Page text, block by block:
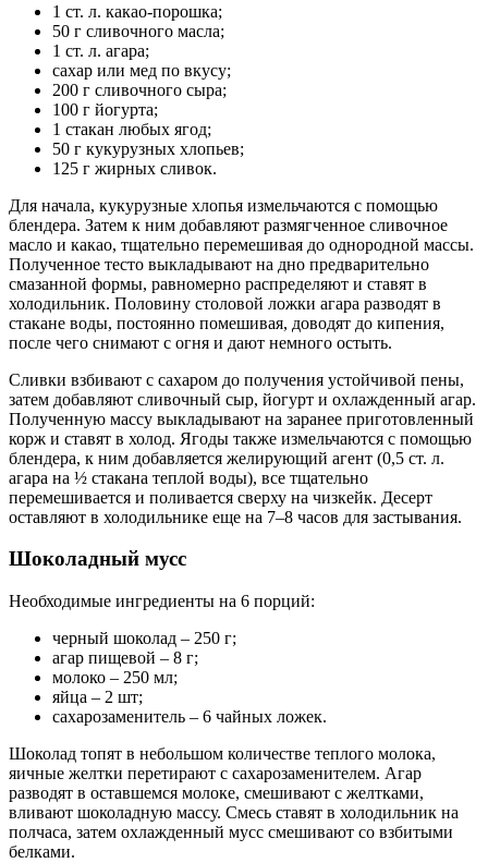
1 ст. л. какао-порошка;
50 г сливочного масла;
1 ст. л. агара;
сахар или мед по вкусу;
200 г сливочного сыра;
100 г йогурта;
1 стакан любых ягод;
50 г кукурузных хлопьев;
125 г жирных сливок.
Для начала, кукурузные хлопья измельчаются с помощью
блендера. Затем к ним добавляют размягченное сливочное
масло и какао, тщательно перемешивая до однородной массы.
Полученное тесто выкладывают на дно предварительно
смазанной формы, равномерно распределяют и ставят в
холодильник. Половину столовой ложки агара разводят в
стакане воды, постоянно помешивая, доводят до кипения,
после чего снимают с огня и дают немного остыть.
Сливки взбивают с сахаром до получения устойчивой пены,
затем добавляют сливочный сыр, йогурт и охлажденный агар.
Полученную массу выкладывают на заранее приготовленный
корж и ставят в холод. Ягоды также измельчаются с помощью
блендера, к ним добавляется желирующий агент (0,5 ст. л.
агара на ½ стакана теплой воды), все тщательно
перемешивается и поливается сверху на чизкейк. Десерт
оставляют в холодильнике еще на 7–8 часов для застывания.
Шоколадный мусс
Необходимые ингредиенты на 6 порций:
черный шоколад – 250 г;
агар пищевой – 8 г;
молоко – 250 мл;
яйца – 2 шт;
сахарозаменитель – 6 чайных ложек.
Шоколад топят в небольшом количестве теплого молока,
яичные желтки перетирают с сахарозаменителем. Агар
разводят в оставшемся молоке, смешивают с желтками,
вливают шоколадную массу. Смесь ставят в холодильник на
полчаса, затем охлажденный мусс смешивают со взбитыми
белками.